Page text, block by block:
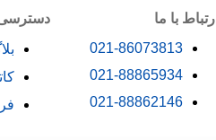
ارتباط با ما
021-86073813
021-88865934
021-88862146